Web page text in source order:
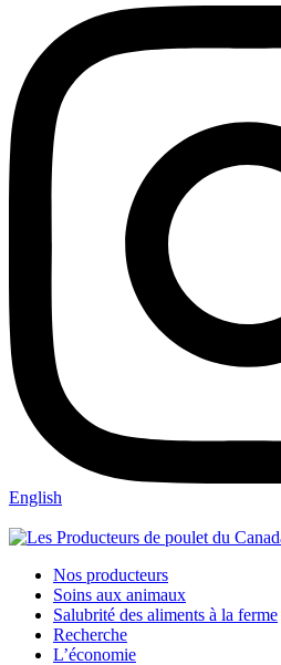
English
Nos producteurs
Soins aux animaux
Salubrité des aliments à la ferme
Recherche
L’économie